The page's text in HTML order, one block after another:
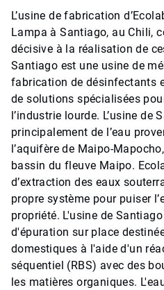
L’usine de fabrication
Lampa à Santiago, au Chili,
décisive à la réalisation de
Santiago est une usine de
fabrication de désinfectants
de solutions spécialisées
l’industrie lourde. L’usine de
principalement de l’eau
l’aquifère de Maipo-
bassin du fleuve Maipo.
d’extraction des eaux
propre système pour puiser
propriété. L'usine de
d'épuration sur place
domestiques à l'aide d'un
séquentiel (RBS) avec des
les matières organiques.